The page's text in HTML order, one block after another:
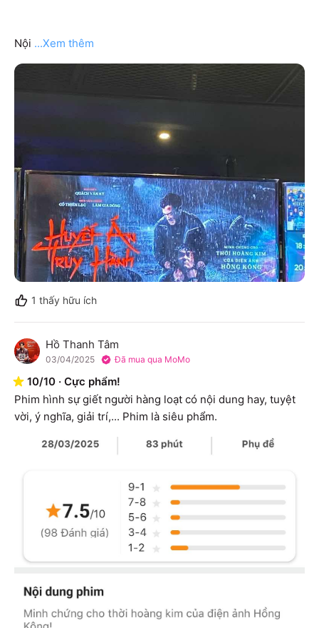
Nội ...Xem thêm
1 thấy hữu ích
H Hồ Thanh Tâm
03/04/2025 Đã mua qua MoMo
10/10 · Cực phẩm!
Phim hình sự giết người hàng loạt có nội dung hay, tuyệt
vời, ý nghĩa, giải trí,... Phim là siêu phẩm.